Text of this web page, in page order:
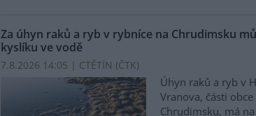
Za úhyn raků a ryb v rybníce na Chrudimsku
kyslíku ve vodě
7.8.2026 14:05 | CTĚTÍN (ČTK)
Úhyn raků a ryb v
Vranova, části
Chrudimsku, má